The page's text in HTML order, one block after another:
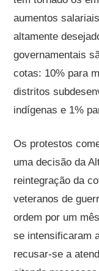
aumentos
altamente
governamentais
cotas: 10% para
distritos
indígenas e 1%
Os protestos
uma decisão da
reintegração da
veteranos de
ordem por um
se intensificaram
recusar-se a